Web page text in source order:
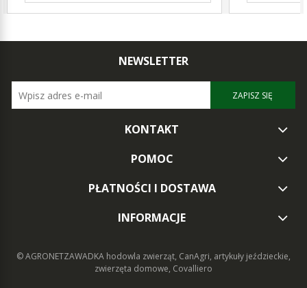
NEWSLETTER
ZAPISZ SIĘ
KONTAKT
POMOC
PŁATNOŚCI I DOSTAWA
INFORMACJE
© AGRONETZAWADKA hodowla zwierząt, CanAgri, artykuły jeździeckie,
zwierzęta domowe, Covalliero